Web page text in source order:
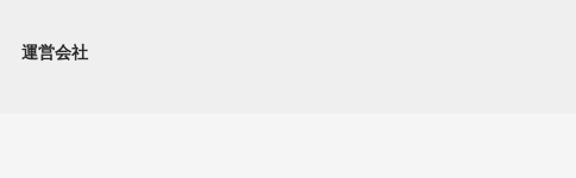
運営会社